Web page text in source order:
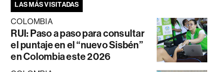
LAS MÁS VISITADAS
COLOMBIA
RUI: Paso a paso para consultar
el puntaje en el “nuevo Sisbén”
en Colombia este 2026